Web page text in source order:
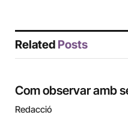
Related Posts
Com observar amb
Redacció